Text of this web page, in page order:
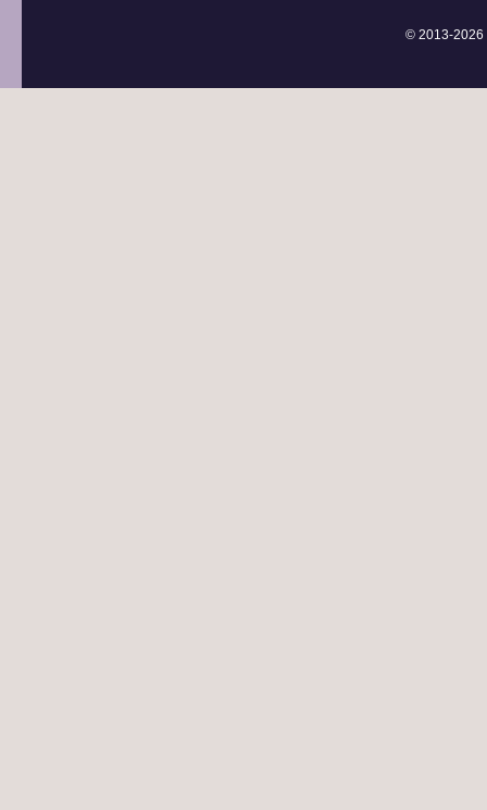
© 2013-2026